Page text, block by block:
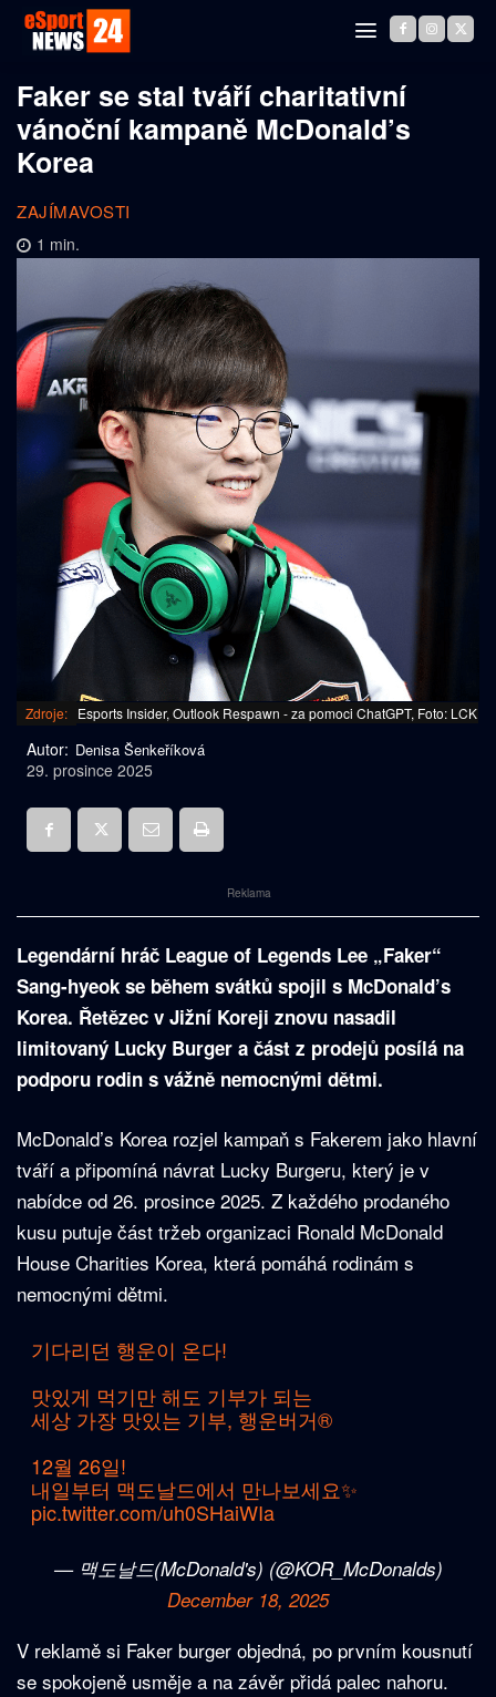
Faker se stal tváří charitativní
vánoční kampaně McDonald’s
Korea
ZAJÍMAVOSTI
1 min.
Zdroje: Esports Insider, Outlook Respawn - za pomoci ChatGPT, Foto: LCK
Autor: Denisa Šenkeříková
29. prosince 2025
Reklama
Legendární hráč League of Legends Lee „Faker“
Sang-hyeok se během svátků spojil s McDonald’s
Korea. Řetězec v Jižní Koreji znovu nasadil
limitovaný Lucky Burger a část z prodejů posílá na
podporu rodin s vážně nemocnými dětmi.
McDonald’s Korea rozjel kampaň s Fakerem jako hlavní
tváří a připomíná návrat Lucky Burgeru, který je v
nabídce od 26. prosince 2025. Z každého prodaného
kusu putuje část tržeb organizaci Ronald McDonald
House Charities Korea, která pomáhá rodinám s
nemocnými dětmi.
기다리던 행운이 온다!
맛있게 먹기만 해도 기부가 되는
세상 가장 맛있는 기부, 행운버거®
12월 26일!
내일부터 맥도날드에서 만나보세요✨
pic.twitter.com/uh0SHaiWIa
— 맥도날드(McDonald's) (@KOR_McDonalds)
December 18, 2025
V reklamě si Faker burger objedná, po prvním kousnutí
se spokojeně usměje a na závěr přidá palec nahoru.